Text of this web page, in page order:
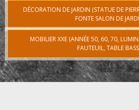
DÉCORATION DE JARDIN (STATUE DE
FONTE SALON DE
MOBILIER XXE (ANNÉE 50, 60, 70,
FAUTEUIL, TABLE